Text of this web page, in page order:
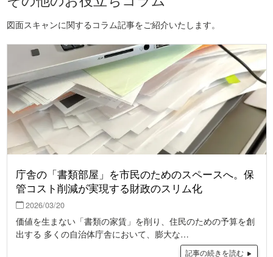
図面スキャンに関するコラム記事をご紹介いたします。
庁舎の「書類部屋」を市民のためのスペースへ。保
管コスト削減が実現する財政のスリム化
2026/03/20
価値を生まない「書類の家賃」を削り、住民のための予算を創
出する 多くの自治体庁舎において、膨大な…
記事の続きを読む